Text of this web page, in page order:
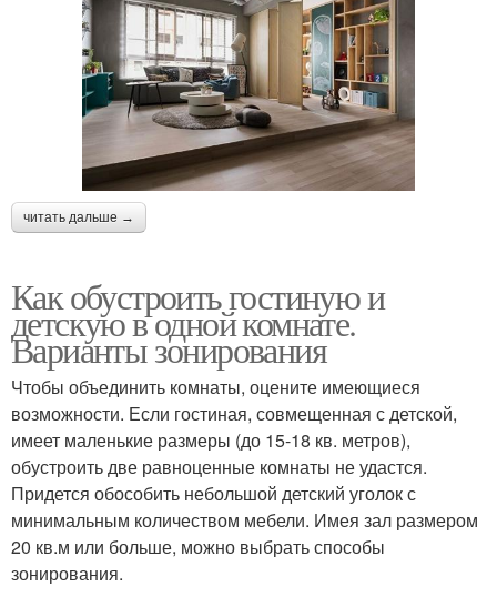
читать дальше →
Как обустроить гостиную и
детскую в одной комнате.
Варианты зонирования
Чтобы объединить комнаты, оцените имеющиеся
возможности. Если гостиная, совмещенная с детской,
имеет маленькие размеры (до 15-18 кв. метров),
обустроить две равноценные комнаты не удастся.
Придется обособить небольшой детский уголок с
минимальным количеством мебели. Имея зал размером
20 кв.м или больше, можно выбрать способы
зонирования.